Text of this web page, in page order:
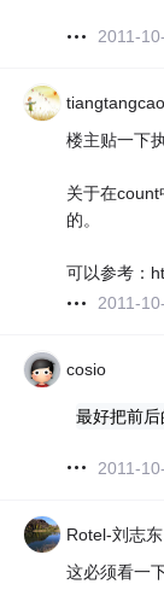
2011-
tiangtangcao
楼主贴一下
关于在count
的。
可以参考：
2011-
cosio
最好把前
2011-
Rotel-刘志东
这必须看一